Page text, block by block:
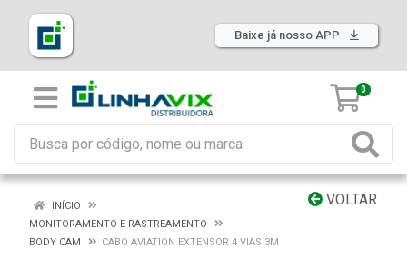
Baixe já nosso APP
0
VOLTAR
INÍCIO
MONITORAMENTO E RASTREAMENTO
BODY CAM
CABO AVIATION EXTENSOR 4 VIAS 3M